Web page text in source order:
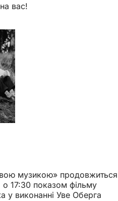
вас!
музикою» продовжиться
о 17:30 показом фільму
у виконанні Уве Оберга